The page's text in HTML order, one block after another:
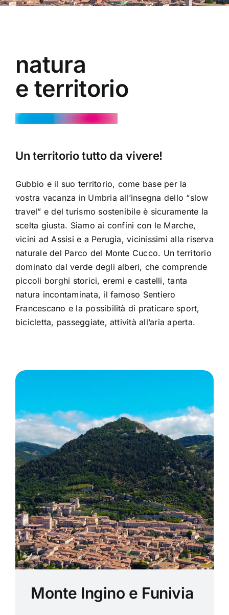
natura
e territorio
Un territorio tutto da vivere!
Gubbio e il suo territorio, come base per la
vostra vacanza in Umbria all’insegna dello “slow
travel” e del turismo sostenibile è sicuramente la
scelta giusta. Siamo ai confini con le Marche,
vicini ad Assisi e a Perugia, vicinissimi alla riserva
naturale del Parco del Monte Cucco. Un territorio
dominato dal verde degli alberi, che comprende
piccoli borghi storici, eremi e castelli, tanta
natura incontaminata, il famoso Sentiero
Francescano e la possibilità di praticare sport,
bicicletta, passeggiate, attività all’aria aperta.
Monte Ingino e Funivia